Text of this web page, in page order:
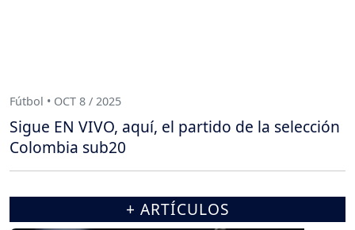
Fútbol • OCT 8 / 2025
Sigue EN VIVO, aquí, el partido de la selección
Colombia sub20
+ ARTÍCULOS